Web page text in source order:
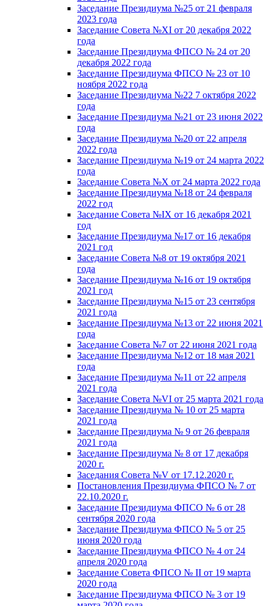
Заседание Президиума №25 от 21 февраля
2023 года
Заседание Совета №XI от 20 декабря 2022
года
Заседание Президиума ФПСО № 24 от 20
декабря 2022 года
Заседание Президиума ФПСО № 23 от 10
ноября 2022 года
Заседание Президиума №22 7 октября 2022
года
Заседание Президиума №21 от 23 июня 2022
года
Заседание Президиума №20 от 22 апреля
2022 года
Заседание Президиума №19 от 24 марта 2022
года
Заседание Совета №X от 24 марта 2022 года
Заседание Президиума №18 от 24 февраля
2022 год
Заседание Совета №IX от 16 декабря 2021
год
Заседание Президиума №17 от 16 декабря
2021 год
Заседание Совета №8 от 19 октября 2021
года
Заседание Президиума №16 от 19 октября
2021 год
Заседание Президиума №15 от 23 сентября
2021 года
Заседание Президиума №13 от 22 июня 2021
года
Заседание Совета №7 от 22 июня 2021 года
Заседание Президиума №12 от 18 мая 2021
года
Заседание Президиума №11 от 22 апреля
2021 года
Заседание Совета №VI от 25 марта 2021 года
Заседание Президиума № 10 от 25 марта
2021 года
Заседание Президиума № 9 от 26 февраля
2021 года
Заседание Президиума № 8 от 17 декабря
2020 г.
Заседания Совета №V от 17.12.2020 г.
Постановления Президиума ФПСО № 7 от
22.10.2020 г.
Заседание Президиума ФПСО № 6 от 28
сентября 2020 года
Заседание Президиума ФПСО № 5 от 25
июня 2020 года
Заседание Президиума ФПСО № 4 от 24
апреля 2020 года
Заседание Совета ФПСО № II от 19 марта
2020 года
Заседание Президиума ФПСО № 3 от 19